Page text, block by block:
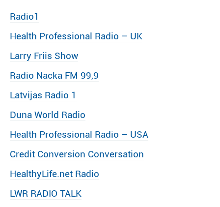
Radio1
Health Professional Radio – UK
Larry Friis Show
Radio Nacka FM 99,9
Latvijas Radio 1
Duna World Radio
Health Professional Radio – USA
Credit Conversion Conversation
HealthyLife.net Radio
LWR RADIO TALK